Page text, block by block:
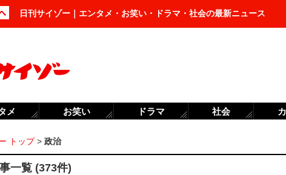
日刊サイゾー｜エンタメ・お笑い・ドラマ・社会の最新ニュース
トップ> 政治
一覧 (373件)
メ お笑い ドラマ 社会